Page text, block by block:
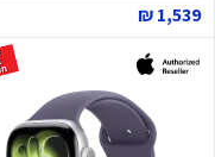
1,539 ₪